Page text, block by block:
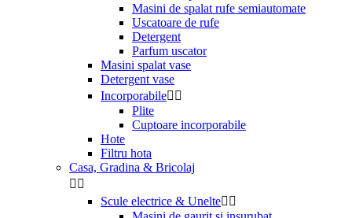
Masini de spalat rufe semiautomate
Uscatoare de rufe
Detergent
Parfum uscator
Masini spalat vase
Detergent vase
Incorporabile 
Plite
Cuptoare incorporabile
Hote
Filtru hota
Casa, Gradina & Bricolaj
 
Scule electrice & Unelte 